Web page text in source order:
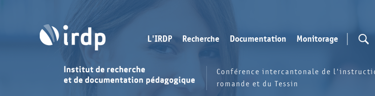
L'IRDP Recherche Documentation Monitorage
Conférence intercantonale de
romande et du Tessin